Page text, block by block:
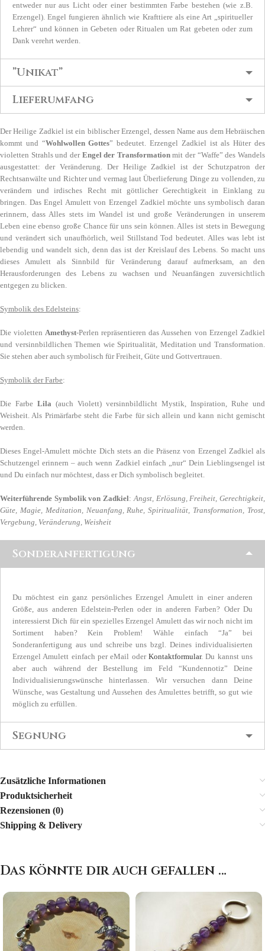
entweder nur aus Licht oder einer bestimmten Farbe bestehen (wie z.B.
Erzengel). Engel fungieren ähnlich wie Krafttiere als eine Art „spiritueller
Lehrer“ und können in Gebeten oder Ritualen um Rat gebeten oder zum
Dank verehrt werden.
”Unikat”
Lieferumfang
Der Heilige Zadkiel ist ein biblischer Erzengel, dessen Name aus dem Hebräischen
kommt und “Wohlwollen Gottes” bedeutet. Erzengel Zadkiel ist als Hüter des
violetten Strahls und der Engel der Transformationmit der “Waffe” des Wandels
ausgestattet: der Veränderung. Der Heilige Zadkiel ist der Schutzpatron der
Rechtsanwälte und Richter und vermag laut Überlieferung Dinge zu vollenden, zu
verändern und irdisches Recht mit göttlicher Gerechtigkeit in Einklang zu
bringen. Das Engel Amulett von Erzengel Zadkiel möchte uns symbolisch daran
erinnern, dass Alles stets im Wandel ist und große Veränderungen in unserem
Leben eine ebenso große Chance für uns sein können. Alles ist stets in Bewegung
und verändert sich unaufhörlich, weil Stillstand Tod bedeutet. Alles was lebt ist
lebendig und wandelt sich, denn das ist der Kreislauf des Lebens. So macht uns
dieses Amulett als Sinnbild für Veränderung darauf aufmerksam, an den
Herausforderungen des Lebens zu wachsen und Neuanfängen zuversichtlich
entgegen zu blicken.
Symbolik des Edelsteins:
Die violetten Amethyst-Perlen repräsentieren das Aussehen von Erzengel Zadkiel
und versinnbildlichen Themen wie Spiritualität, Meditation und Transformation.
Sie stehen aber auch symbolisch für Freiheit, Güte und Gottvertrauen.
Symbolik der Farbe:
Die Farbe Lila (auch Violett) versinnbildlicht Mystik, Inspiration, Ruhe und
Weisheit. Als Primärfarbe steht die Farbe für sich allein und kann nicht gemischt
werden.
Dieses Engel-Amulett möchte Dich stets an die Präsenz von Erzengel Zadkiel als
Schutzengel erinnern – auch wenn Zadkiel einfach „nur“ Dein Lieblingsengel ist
und Du einfach nur möchtest, dass er Dich symbolisch begleitet.
Weiterführende Symbolik von Zadkiel:Angst, Erlösung, Freiheit, Gerechtigkeit,
Güte, Magie, Meditation, Neuanfang, Ruhe, Spiritualität, Transformation, Trost,
Vergebung, Veränderung, Weisheit
Sonderanfertigung
Du möchtest ein ganz persönliches Erzengel Amulett in einer anderen
Größe, aus anderen Edelstein-Perlen oder in anderen Farben? Oder Du
interessierst Dich für ein spezielles Erzengel Amulett das wir noch nicht im
Sortiment haben? Kein Problem! Wähle einfach “Ja” bei
Sonderanfertigung aus und schreibe uns bzgl. Deines individualisierten
Erzengel Amulett einfach per eMail oder Kontaktformular. Du kannst uns
aber auch während der Bestellung im Feld “Kundennotiz” Deine
Individualisierungswünsche hinterlassen. Wir versuchen dann Deine
Wünsche, was Gestaltung und Aussehen des Amulettes betrifft, so gut wie
möglich zu erfüllen.
Segnung
Zusätzliche Informationen
Produktsicherheit
Rezensionen (0)
Shipping & Delivery
Das könnte dir auch gefallen …